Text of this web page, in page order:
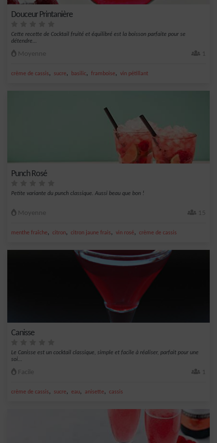
Douceur Printanière
Cette recette de Cocktail fruité et équilibré est la boisson parfaite pour se
détendre...
Moyenne 1
crème de cassis, sucre, basilic, framboise, vin pétillant
Punch Rosé
Petite variante du punch classique. Aussi beau que bon !
Moyenne 15
menthe fraîche, citron, citron jaune frais, vin rosé, crème de cassis
Canisse
Le Canisse est un cocktail classique, simple et facile à réaliser, parfait pour une
soi...
Facile 1
crème de cassis, sucre, eau, anisette, cassis